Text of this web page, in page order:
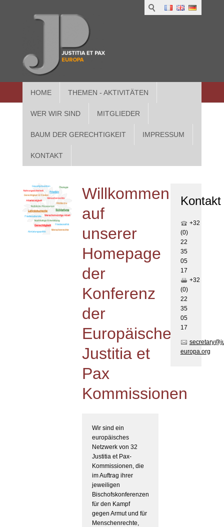
HOME THEMEN - AKTIVITÄTEN
WER WIR SIND MITGLIEDER
BAUM DER GERECHTIGKEIT IMPRESSUM
KONTAKT
in
Willkommen
auf
unserer
Homepage
der
Konferenz
der
Europäischen
Justitia et
Pax
Kommissionen
Wir sind ein
europäisches
Netzwerk von 32
Justitia et Pax-
Kommissionen, die
im Auftrag ihrer
jeweiligen
Bischofskonferenzen
für den Kampf
gegen Armut und für
Menschenrechte,
Kontakt
+32
(0)
22
35
05
17
+32
(0)
22
35
05
17
europa.org